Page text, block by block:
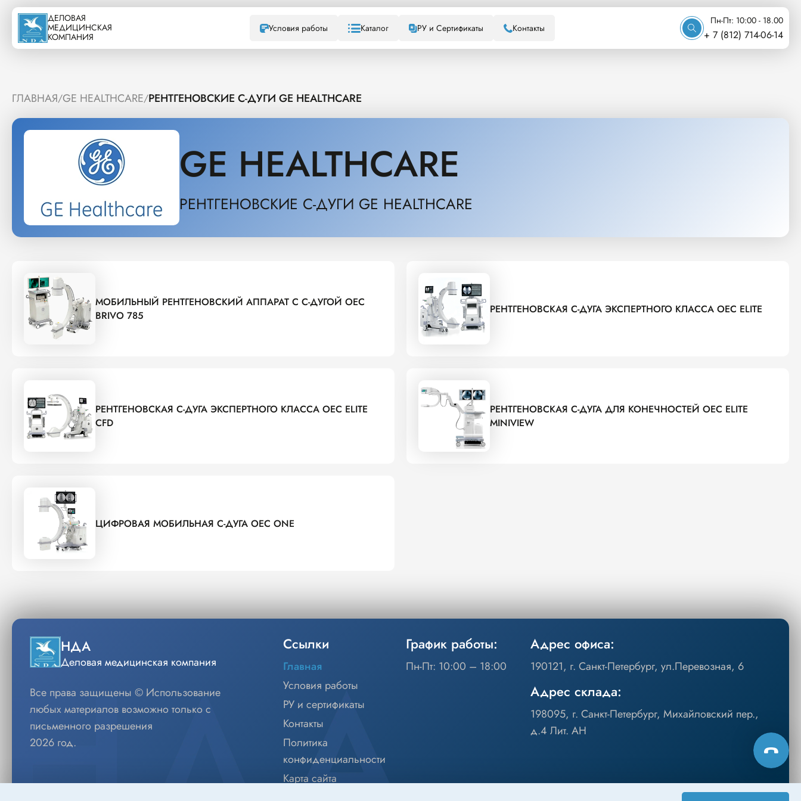
ДЕЛОВАЯ
МЕДИЦИНСКАЯ
КОМПАНИЯ
Условия работы Каталог РУ и Сертификаты Контакты
Пн-Пт: 10:00 - 18.00
+ 7 (812) 714-06-14
ГЛАВНАЯ/GE HEALTHCARE/РЕНТГЕНОВСКИЕ С-ДУГИ GE HEALTHCARE
GE HEALTHCARE
РЕНТГЕНОВСКИЕ С-ДУГИ GE HEALTHCARE
МОБИЛЬНЫЙ РЕНТГЕНОВСКИЙ АППАРАТ С С-ДУГОЙ OEC
BRIVO 785
РЕНТГЕНОВСКАЯ С-ДУГА ЭКСПЕРТНОГО КЛАССА OEC ELITE
РЕНТГЕНОВСКАЯ С-ДУГА ЭКСПЕРТНОГО КЛАССА OEC ELITE
CFD
РЕНТГЕНОВСКАЯ С-ДУГА ДЛЯ КОНЕЧНОСТЕЙ OEC ELITE
MINIVIEW
ЦИФРОВАЯ МОБИЛЬНАЯ С-ДУГА OEC ONE
НДА
Деловая медицинская компания
Все права защищены © Использование
любых материалов возможно только с
письменного разрешения
2026 год.
Ссылки
Главная
Условия работы
РУ и сертификаты
Контакты
Политика
конфиденциальности
Карта сайта
График работы:
Пн-Пт: 10:00 – 18:00
Адрес офиса:
190121, г. Санкт-Петербург, ул.Перевозная, 6
Адрес склада:
198095, г. Санкт-Петербург, Михайловский пер.,
д.4 Лит. АН